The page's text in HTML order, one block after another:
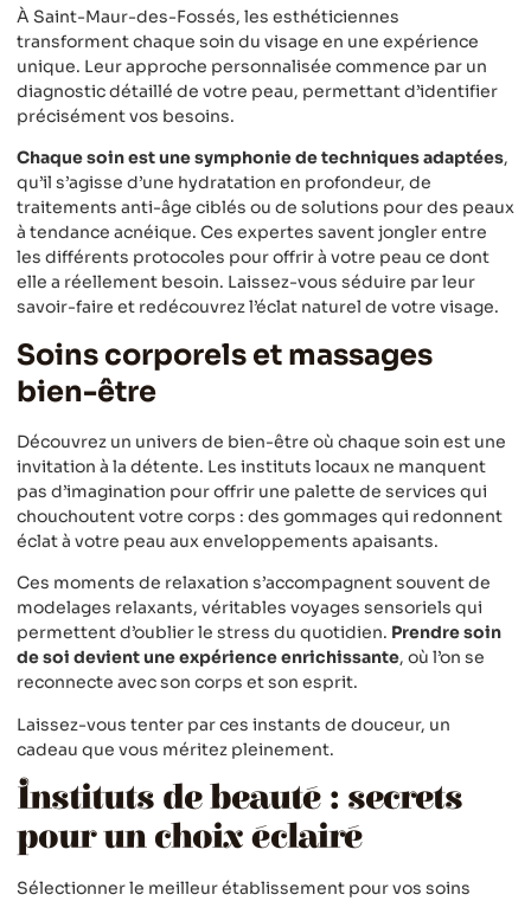
À Saint-Maur-des-Fossés, les esthéticiennes
transforment chaque soin du visage en une expérience
unique. Leur approche personnalisée commence par un
diagnostic détaillé de votre peau, permettant d’identifier
précisément vos besoins.
Chaque soin est une symphonie de techniques adaptées,
qu’il s’agisse d’une hydratation en profondeur, de
traitements anti-âge ciblés ou de solutions pour des peaux
à tendance acnéique. Ces expertes savent jongler entre
les différents protocoles pour offrir à votre peau ce dont
elle a réellement besoin. Laissez-vous séduire par leur
savoir-faire et redécouvrez l’éclat naturel de votre visage.
Soins corporels et massages
bien-être
Découvrez un univers de bien-être où chaque soin est une
invitation à la détente. Les instituts locaux ne manquent
pas d’imagination pour offrir une palette de services qui
chouchoutent votre corps : des gommages qui redonnent
éclat à votre peau aux enveloppements apaisants.
Ces moments de relaxation s’accompagnent souvent de
modelages relaxants, véritables voyages sensoriels qui
permettent d’oublier le stress du quotidien. Prendre soin
de soi devient une expérience enrichissante, où l’on se
reconnecte avec son corps et son esprit.
Laissez-vous tenter par ces instants de douceur, un
cadeau que vous méritez pleinement.
Instituts de beauté : secrets
pour un choix éclairé
Sélectionner le meilleur établissement pour vos soins